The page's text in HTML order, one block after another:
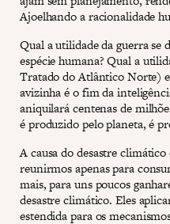
Ajoelhando a racionalidade
Qual a utilidade da guerra se
espécie humana? Qual a
Tratado do Atlântico Norte)
avizinha é o fim da
aniquilará centenas de
é produzido pelo planeta, é
A causa do desastre
reunirmos apenas para
mais, para uns poucos
desastre climático. Eles
estendida para os